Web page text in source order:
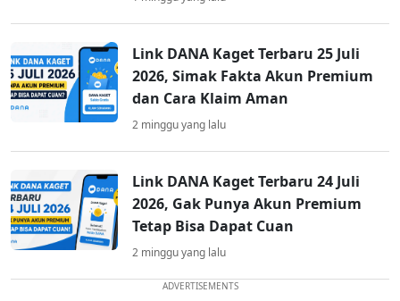
Link DANA Kaget Terbaru 25 Juli
2026, Simak Fakta Akun Premium
dan Cara Klaim Aman
2 minggu yang lalu
Link DANA Kaget Terbaru 24 Juli
2026, Gak Punya Akun Premium
Tetap Bisa Dapat Cuan
2 minggu yang lalu
ADVERTISEMENTS